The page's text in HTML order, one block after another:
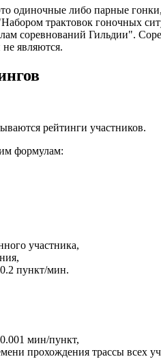
одиночные либо парные
трактовок гоночных
соревнований Гильдии".
являются.
рейтинги участников.
формулам:
участника,
пункт/мин.
мин/пункт,
прохождения трассы всех